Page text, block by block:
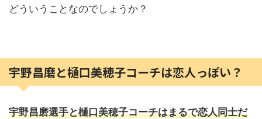
どういうことなのでしょうか？
宇野昌磨と樋口美穂子コーチは恋人っぽい？
宇野昌磨選手と樋口美穂子コーチはまるで恋人同士だ